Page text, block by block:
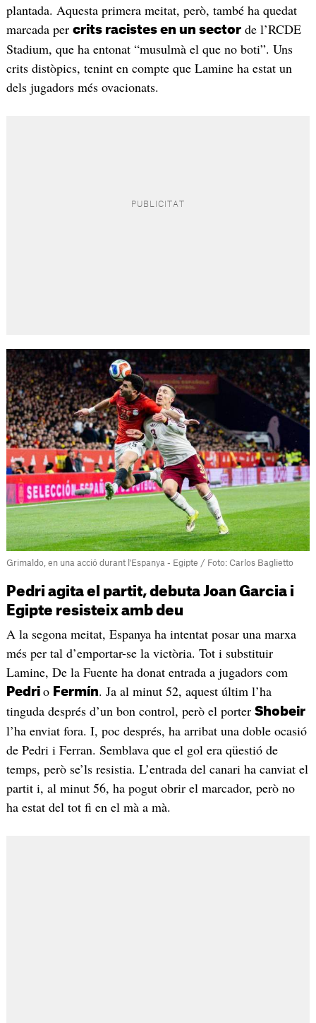
plantada. Aquesta primera meitat, però, també ha quedat
marcada per crits racistes en un sectorde l’RCDE
Stadium, que ha entonat “musulmà el que no boti”. Uns
crits distòpics, tenint en compte que Lamine ha estat un
dels jugadors més ovacionats.
Grimaldo, en una acció durant l'Espanya - Egipte / Foto: Carlos Baglietto
Pedri agita el partit, debuta Joan Garcia i
Egipte resisteix amb deu
A la segona meitat, Espanya ha intentat posar una marxa
més per tal d’emportar-se la victòria. Tot i substituir
Lamine, De la Fuente ha donat entrada a jugadors com
Pedri o Fermín. Ja al minut 52, aquest últim l’ha
tinguda després d’un bon control, però el porter Shobeir
l’ha enviat fora. I, poc després, ha arribat una doble ocasió
de Pedri i Ferran. Semblava que el gol era qüestió de
temps, però se’ls resistia. L’entrada del canari ha canviat el
partit i, al minut 56, ha pogut obrir el marcador, però no
ha estat del tot fi en el mà a mà.